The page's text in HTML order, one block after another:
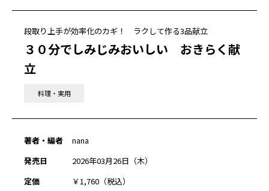
段取り上手が効率化のカギ！ ラクして作る3品献立
３０分でしみじみおいしい おきらく献
立
料理・実用
著者・編者
nana
発売日
2026年03月26日（木）
定価
￥1,760（税込）